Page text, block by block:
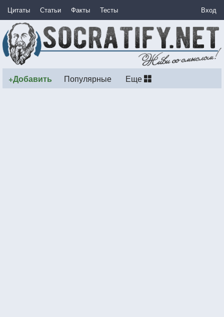
Цитаты Статьи Факты Тесты Вход
+Добавить Популярные Еще